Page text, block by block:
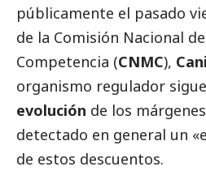
públicamente el pasado
de la Comisión Nacional
Competencia (CNMC),
organismo regulador sigue
evolución de los
detectado en general un
de estos descuentos.